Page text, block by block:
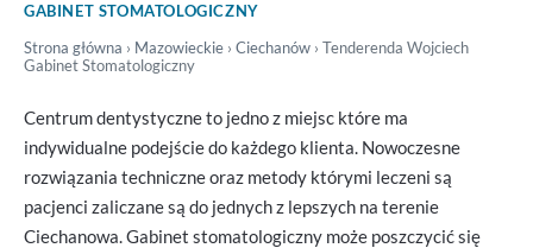
GABINET STOMATOLOGICZNY
Strona główna › Mazowieckie › Ciechanów › Tenderenda Wojciech
Gabinet Stomatologiczny
Centrum dentystyczne to jedno z miejsc które ma
indywidualne podejście do każdego klienta. Nowoczesne
rozwiązania techniczne oraz metody którymi leczeni są
pacjenci zaliczane są do jednych z lepszych na terenie
Ciechanowa. Gabinet stomatologiczny może poszczycić się